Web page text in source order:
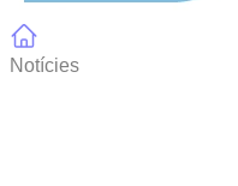
Notícies